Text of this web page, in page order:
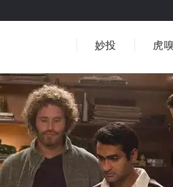
金融财经 出海
3C数码
妙投 虎